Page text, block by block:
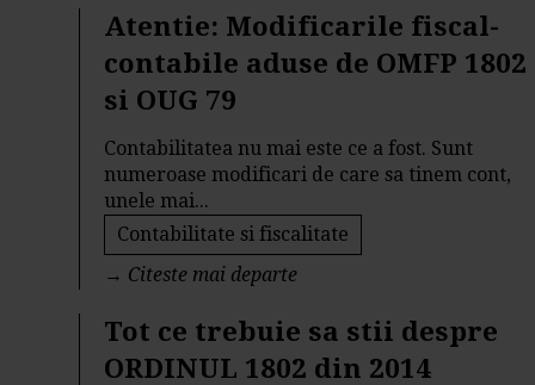
Atentie: Modificarile fiscal-
contabile aduse de OMFP 1802
si OUG 79
Contabilitatea nu mai este ce a fost. Sunt
numeroase modificari de care sa tinem cont,
unele mai...
Contabilitate si fiscalitate
→ Citeste mai departe
Tot ce trebuie sa stii despre
ORDINUL 1802 din 2014